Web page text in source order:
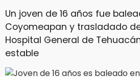
Un joven de 16 años fue
Coyomeapan y trasladado
Hospital General de
estable